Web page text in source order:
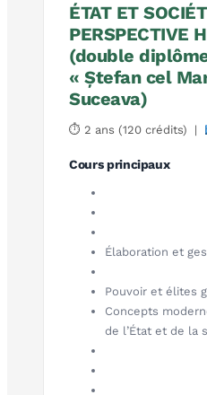
ÉTAT ET
PERSPECTIVE
(double
« Ștefan cel
Suceava)
⏱ 2 ans (120 crédits) |
Cours principaux
Élaboration et
Pouvoir et élites
Concepts
de l’État et de la